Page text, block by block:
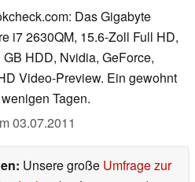
Das Gigabyte
i7 2630QM, 15.6-Zoll Full HD,
HDD, Nvidia, GeForce,
Video-Preview. Ein gewohnt
Tagen.
03.07.2011
Unsere große Umfrage zur